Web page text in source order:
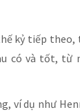
kỷ tiếp
có và tốt, từ
ví dụ như